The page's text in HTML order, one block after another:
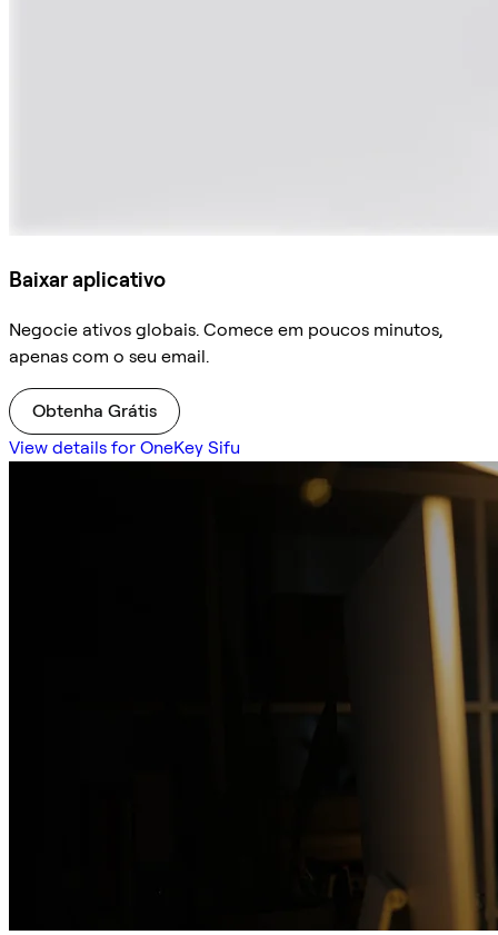
Baixar aplicativo
Negocie ativos globais. Comece em poucos minutos,
apenas com o seu email.
Obtenha Grátis
View details for OneKey Sifu